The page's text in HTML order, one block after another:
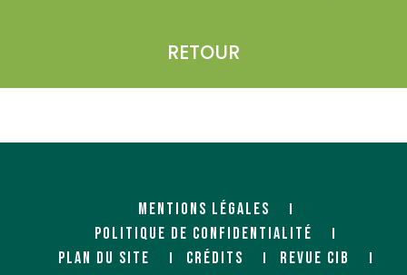
RETOUR
MENTIONS LÉGALES
POLITIQUE DE CONFIDENTIALITÉ
PLAN DU SITE
CRÉDITS
REVUE CIB